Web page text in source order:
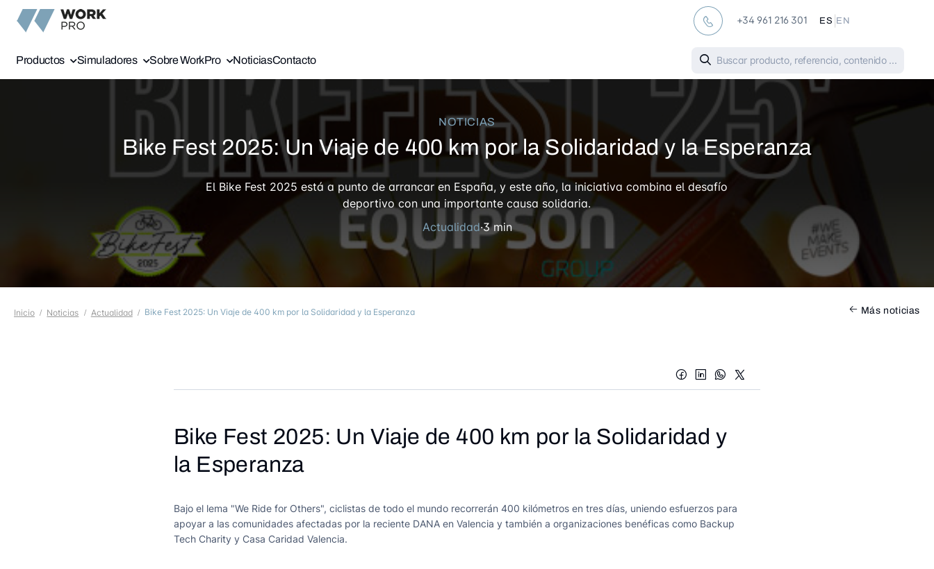
+34 961 216 301 ES EN
Productos Simuladores Sobre WorkPro NoticiasContacto
NOTICIAS
Bike Fest 2025: Un Viaje de 400 km por la Solidaridad y la Esperanza
Bike Fest 2025: Un Viaje de 400 km por la Solidaridad y la Esperanza
El Bike Fest 2025 está a punto de arrancar en España, y este año, la iniciativa combina el desafío
deportivo con una importante causa solidaria.
Actualidad·3 min
Inicio Noticias Actualidad Bike Fest 2025: Un Viaje de 400 km por la Solidaridad y la Esperanza Más noticias
Bike Fest 2025: Un Viaje de 400 km por la Solidaridad y la
Bike Fest 2025: Un Viaje de 400 km por la Solidaridad y
la Esperanza
Bajo el lema "We Ride for Others", ciclistas de todo el mundo recorrerán 400 kilómetros en tres días, uniendo esfuerzos para
apoyar a las comunidades afectadas por la reciente DANA en Valencia y también a organizaciones benéficas como Backup
Tech Charity y Casa Caridad Valencia.